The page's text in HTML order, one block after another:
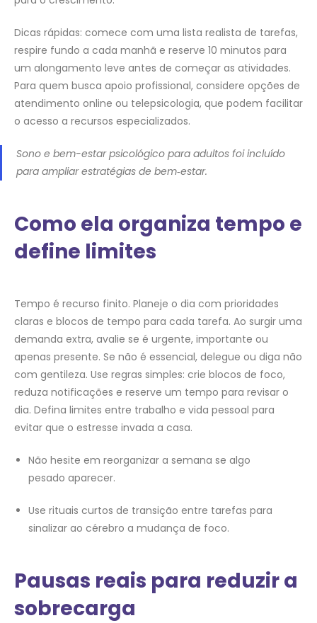
Dicas rápidas: comece com uma lista realista de tarefas,
respire fundo a cada manhã e reserve 10 minutos para
um alongamento leve antes de começar as atividades.
Para quem busca apoio profissional, considere opções de
atendimento online ou telepsicologia, que podem facilitar
o acesso a recursos especializados.
Sono e bem-estar psicológico para adultos foi incluído
para ampliar estratégias de bem‑estar.
Como ela organiza tempo e
define limites
Tempo é recurso finito. Planeje o dia com prioridades
claras e blocos de tempo para cada tarefa. Ao surgir uma
demanda extra, avalie se é urgente, importante ou
apenas presente. Se não é essencial, delegue ou diga não
com gentileza. Use regras simples: crie blocos de foco,
reduza notificações e reserve um tempo para revisar o
dia. Defina limites entre trabalho e vida pessoal para
evitar que o estresse invada a casa.
Não hesite em reorganizar a semana se algo
pesado aparecer.
Use rituais curtos de transição entre tarefas para
sinalizar ao cérebro a mudança de foco.
Pausas reais para reduzir a
sobrecarga